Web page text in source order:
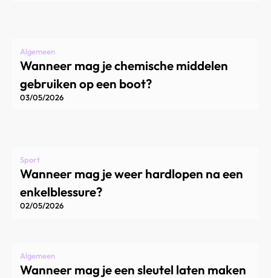
Algemeen
Wanneer mag je chemische middelen
gebruiken op een boot?
03/05/2026
Sport
Wanneer mag je weer hardlopen na een
enkelblessure?
02/05/2026
Algemeen
Wanneer mag je een sleutel laten maken